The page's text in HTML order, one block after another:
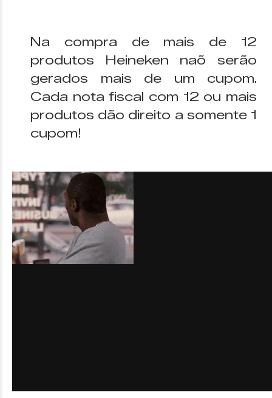
Na compra de mais de 12
produtos Heineken naõ serão
gerados mais de um cupom.
Cada nota fiscal com 12 ou mais
produtos dão direito a somente 1
cupom!